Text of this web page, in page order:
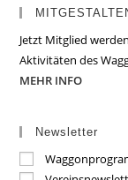
Jetzt Mitglied
Aktivitäten des
MEHR INFO
Newsletter